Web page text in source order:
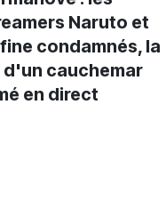
Naruto et
condamnés, la
cauchemar
en direct